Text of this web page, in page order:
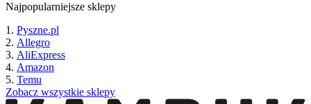
Najpopularniejsze sklepy
Pyszne.pl
Allegro
AliExpress
Amazon
Temu
Zobacz wszystkie sklepy